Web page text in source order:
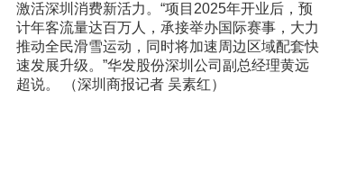
激活深圳消费新活力。“项目2025年开业后，预
计年客流量达百万人，承接举办国际赛事，大力
推动全民滑雪运动，同时将加速周边区域配套快
速发展升级。”华发股份深圳公司副总经理黄远
超说。 （深圳商报记者 吴素红）